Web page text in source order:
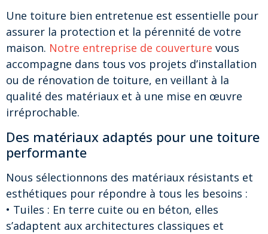
Une toiture bien entretenue est essentielle pour
assurer la protection et la pérennité de votre
maison. Notre entreprise de couverture vous
accompagne dans tous vos projets d’installation
ou de rénovation de toiture, en veillant à la
qualité des matériaux et à une mise en œuvre
irréprochable.
Des matériaux adaptés pour une toiture
performante
Nous sélectionnons des matériaux résistants et
esthétiques pour répondre à tous les besoins :
• Tuiles : En terre cuite ou en béton, elles
s’adaptent aux architectures classiques et